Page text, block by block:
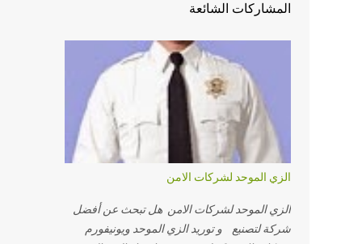
المشاركات الشائعة
الزي الموحد لشركات الامن
الزي الموحد لشركات الامن هل تبحث عن أفضل
شركة لتصنيع و توريد الزي الموحد ويونيفورم